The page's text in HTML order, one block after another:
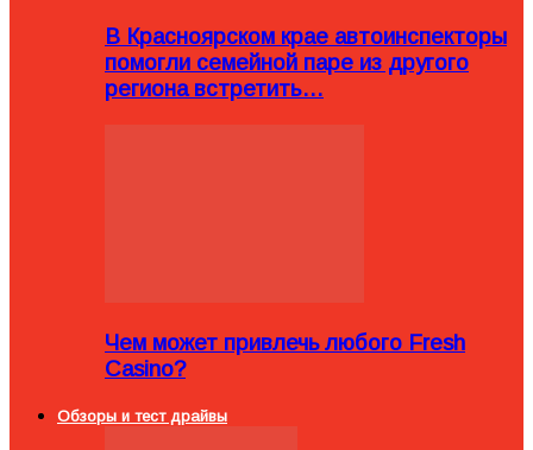
В Красноярском крае автоинспекторы
помогли семейной паре из другого
региона встретить…
Чем может привлечь любого Fresh
Casino?
Обзоры и тест драйвы